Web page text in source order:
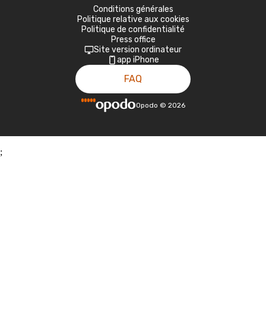
Conditions générales
Politique relative aux cookies
Politique de confidentialité
Press office
Site version ordinateur
app iPhone
FAQ
Opodo © 2026
;